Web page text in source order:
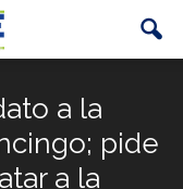
a la
pide
a la